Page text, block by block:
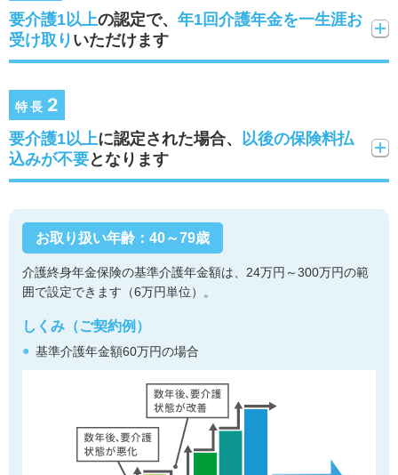
要介護1以上の認定で、 年1回介護年金を一生涯お
受け取り いただけます
特長 2
要介護1以上に認定された場合、
以後の保険料払
込みが不要となります
お取り扱い年齢：40～79歳
介護終身年金保険の基準介護年金額は、24万円～300万円の範
囲で設定できます（6万円単位）。
しくみ（ご契約例）
基準介護年金額60万円の場合